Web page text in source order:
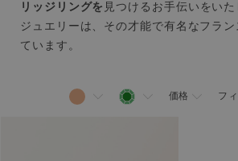
リッジリングを 見つけるお手伝いをい
ジュエリーは、その才能で有名なフラ
ています。
価格 フ